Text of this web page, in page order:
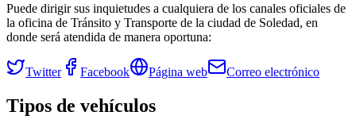
Puede dirigir sus inquietudes a cualquiera de los canales oficiales de
la oficina de Tránsito y Transporte de la ciudad de Soledad, en
donde será atendida de manera oportuna:
Twitter Facebook Página web Correo electrónico
Tipos de vehículos